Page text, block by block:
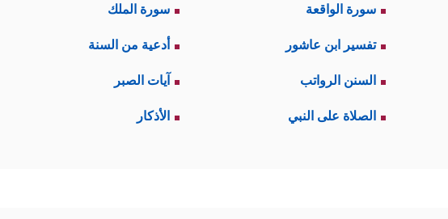
سورة الواقعة سورة الملك
تفسير ابن عاشور أدعية من السنة
السنن الرواتب آيات الصبر
الصلاة على النبي الأذكار